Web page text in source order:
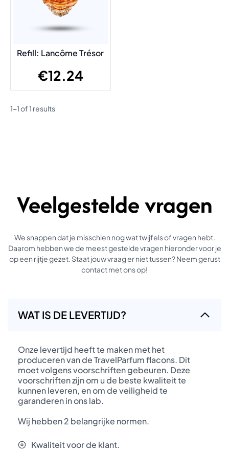
Refill: Lancôme Trésor
€12.24
1-1 of 1 results
Veelgestelde vragen
We snappen dat je misschien nog wat twijfels of vragen hebt.
Daarom hebben we de meest gestelde vragen hieronder voor je
op een rijtje gezet. Staat jouw vraag er niet tussen? Neem gerust
contact met ons op!
WAT IS DE LEVERTIJD?
Onze levertijd heeft te maken met het
produceren van de TravelParfum flacons. Dit
moet volgens voorschriften gebeuren. Deze
voorschriften zijn om u de beste kwaliteit te
kunnen leveren, en om de veiligheid te
garanderen in ons lab.
Wij hebben 2 belangrijke normen.
Kwaliteit voor de klant.